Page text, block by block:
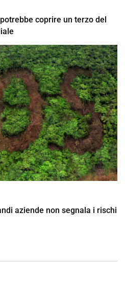
coprire un terzo del
aziende non segnala i rischi